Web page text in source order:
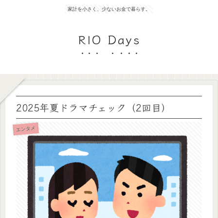
家計を小さく、少ないお金で暮らす。
RIO Days
2025年夏ドラマチェック（2回目）
エンタメ